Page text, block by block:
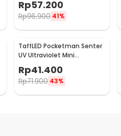
Lumens - E17 COB
Rp57.200
Rp96.900 41%
TaffLED Pocketman Senter
UV Ultraviolet Mini
Rechargeable 395nm -
P1UV
Rp41.400
Rp71.900 43%